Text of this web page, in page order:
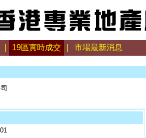
19區實時成交 市場最新消息